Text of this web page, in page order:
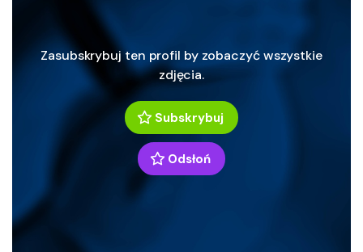
Zasubskrybuj ten profil by zobaczyć wszystkie
zdjęcia.
Subskrybuj
Odsłoń